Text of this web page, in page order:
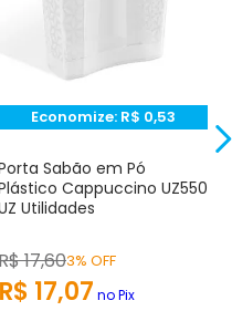
5 estrelas
Economize: R$ 0,53
Sabão em Pó
Cappuccino UZ550
Utilidades
17,603% OFF
R$ 17,07 no Pix